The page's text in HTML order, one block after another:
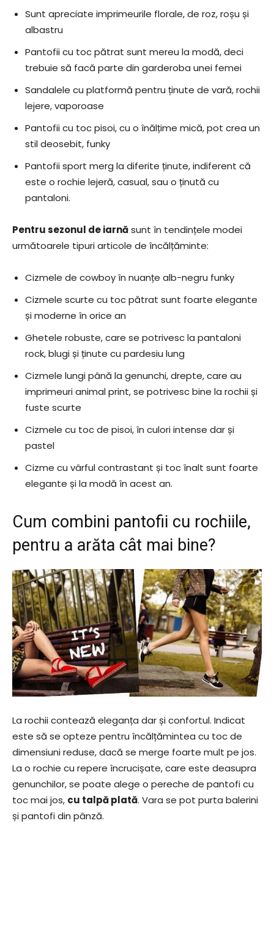
Sunt apreciate imprimeurile florale, de roz, roșu și
albastru
Pantofii cu toc pătrat sunt mereu la modă, deci
trebuie să facă parte din garderoba unei femei
Sandalele cu platformă pentru ținute de vară, rochii
lejere, vaporoase
Pantofii cu toc pisoi, cu o înălțime mică, pot crea un
stil deosebit, funky
Pantofii sport merg la diferite ținute, indiferent că
este o rochie lejeră, casual, sau o ținută cu
pantaloni.
Pentru sezonul de iarnăsunt în tendințele modei
următoarele tipuri articole de încălțăminte:
Cizmele de cowboy în nuanțe alb-negru funky
Cizmele scurte cu toc pătrat sunt foarte elegante
și moderne în orice an
Ghetele robuste, care se potrivesc la pantaloni
rock, blugi și ținute cu pardesiu lung
Cizmele lungi până la genunchi, drepte, care au
imprimeuri animal print, se potrivesc bine la rochii și
fuste scurte
Cizmele cu toc de pisoi, în culori intense dar și
pastel
Cizme cu vârful contrastant și toc înalt sunt foarte
elegante și la modă în acest an.
Cum combini pantofii cu rochiile,
pentru a arăta cât mai bine?
La rochii contează eleganța dar și confortul. Indicat
este să se opteze pentru încălțămintea cu toc de
dimensiuni reduse, dacă se merge foarte mult pe jos.
La o rochie cu repere încrucișate, care este deasupra
genunchilor, se poate alege o pereche de pantofi cu
toc mai jos, cu talpă plată. Vara se pot purta balerini
și pantofi din pânză.